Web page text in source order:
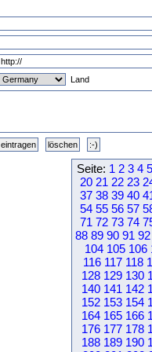
Land
Seite: 1 2 3 4 5
20 21 22 23
37 38 39 40
54 55 56 57
71 72 73 74
88 89 90 91 92
104 105 106
116 117 118
128 129 130
140 141 142
152 153 154
164 165 166
176 177 178
188 189 190